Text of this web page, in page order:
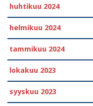
huhtikuu 2024
helmikuu 2024
tammikuu 2024
lokakuu 2023
syyskuu 2023